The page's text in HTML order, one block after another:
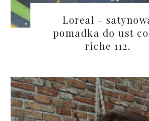
Loreal -
pomadka do ust
riche 112.